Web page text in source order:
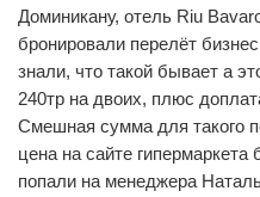
Доминикану, отель Riu
бронировали перелёт
знали, что такой бывает а
240тр на двоих, плюс
Смешная сумма для такого
цена на сайте
попали на менеджера